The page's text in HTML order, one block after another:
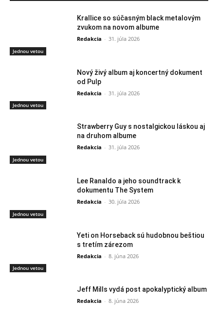
Jednou vetou
Krallice so súčasným black metalovým
zvukom na novom albume
Redakcia - 31. júla 2026
Jednou vetou
Nový živý album aj koncertný dokument
od Pulp
Redakcia - 31. júla 2026
Jednou vetou
Strawberry Guy s nostalgickou láskou aj
na druhom albume
Redakcia - 31. júla 2026
Jednou vetou
Lee Ranaldo a jeho soundtrack k
dokumentu The System
Redakcia - 30. júla 2026
Jednou vetou
Yeti on Horseback sú hudobnou beštiou
s tretím zárezom
Redakcia - 8. júna 2026
Jeff Mills vydá post apokalyptický album
Redakcia - 8. júna 2026